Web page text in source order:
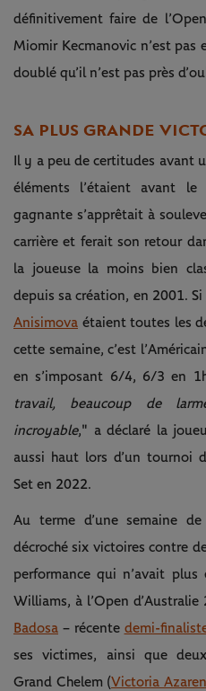
définitivement faire de
Miomir Kecmanovic n’est pas
doublé qu’il n’est pas près
SA PLUS GRANDE
Il y a peu de certitudes avant
éléments l’étaient avant
gagnante s’apprêtait à
carrière et ferait son retour
la joueuse la moins bien
depuis sa création, en 2001. Si
Anisimova étaient toutes les
cette semaine, c’est
en s’imposant 6/4, 6/3 en
travail, beaucoup de
incroyable," a déclaré la
aussi haut lors d’un tournoi
Set en 2022.
Au terme d’une semaine
décroché six victoires contre
performance qui n’avait plus
Williams, à l’Open d’Australie
Badosa – récente demi-
ses victimes, ainsi que
Grand Chelem (Victoria